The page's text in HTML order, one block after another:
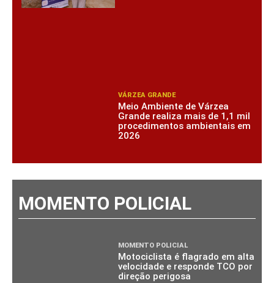
VÁRZEA GRANDE
Meio Ambiente de Várzea
Grande realiza mais de 1,1 mil
procedimentos ambientais em
2026
MOMENTO POLICIAL
MOMENTO POLICIAL
Motociclista é flagrado em alta
velocidade e responde TCO por
direção perigosa